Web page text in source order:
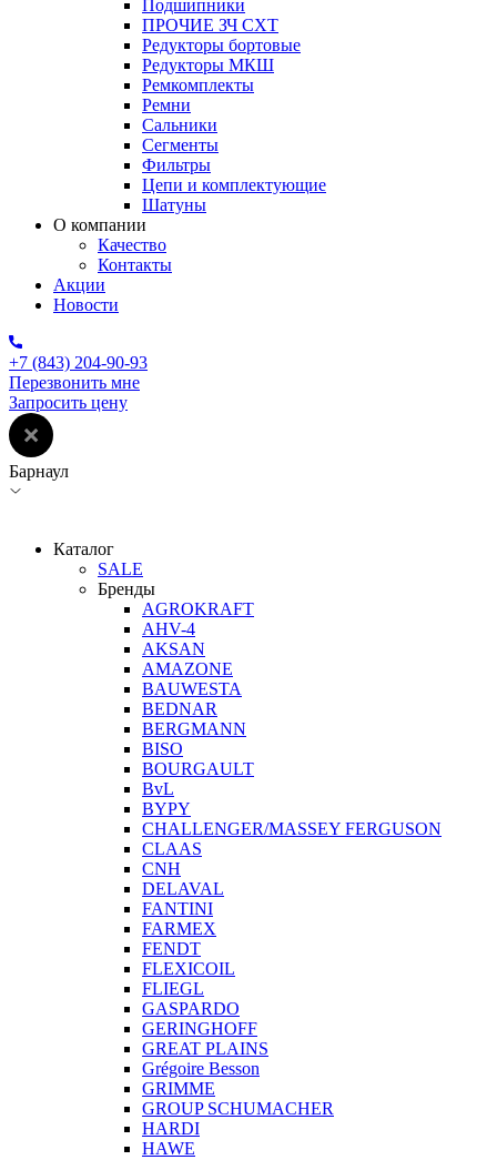
Подшипники
ПРОЧИЕ ЗЧ СХТ
Редукторы бортовые
Редукторы МКШ
Ремкомплекты
Ремни
Сальники
Сегменты
Фильтры
Цепи и комплектующие
Шатуны
О компании
Качество
Контакты
Акции
Новости
+7 (843) 204-90-93
Перезвонить мне
Запросить цену
Барнаул
Каталог
SALE
Бренды
AGROKRAFT
AHV-4
AKSAN
AMAZONE
BAUWESTA
BEDNAR
BERGMANN
BISO
BOURGAULT
BvL
BYPY
CHALLENGER/MASSEY FERGUSON
CLAAS
CNH
DELAVAL
FANTINI
FARMEX
FENDT
FLEXICOIL
FLIEGL
GASPARDO
GERINGHOFF
GREAT PLAINS
Grégoire Besson
GRIMME
GROUP SCHUMACHER
HARDI
HAWE